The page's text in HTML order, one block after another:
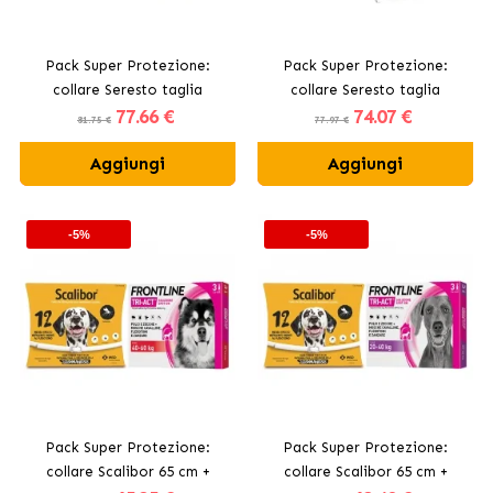
Pack Super Protezione:
collare Seresto taglia
piccola fino 8kg + Advantix 4
81.75 € 77.66 €
Aggiungi
Pack Super Protezione:
collare Seresto taglia
piccola fino 8kg + Advantix 4
77.97 € 74.07 €
Aggiungi
-5%
Pack Super Protezione:
collare Scalibor 65 cm +
-5%
Pack Super Protezione:
collare Scalibor 65 cm +